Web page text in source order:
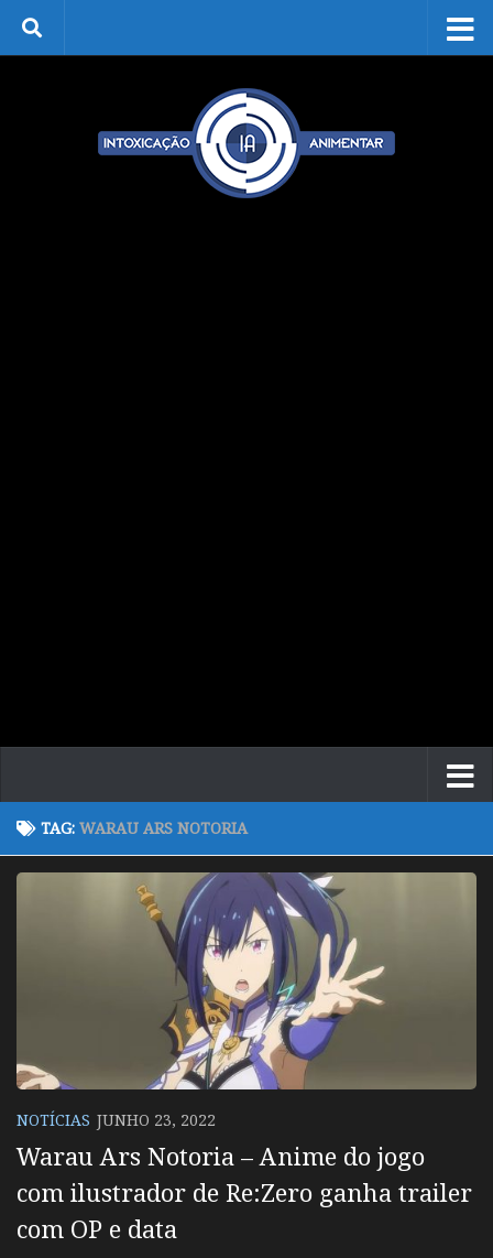
Skip to content
TAG: WARAU ARS NOTORIA
NOTÍCIAS JUNHO 23, 2022
Warau Ars Notoria – Anime do jogo
com ilustrador de Re:Zero ganha trailer
com OP e data